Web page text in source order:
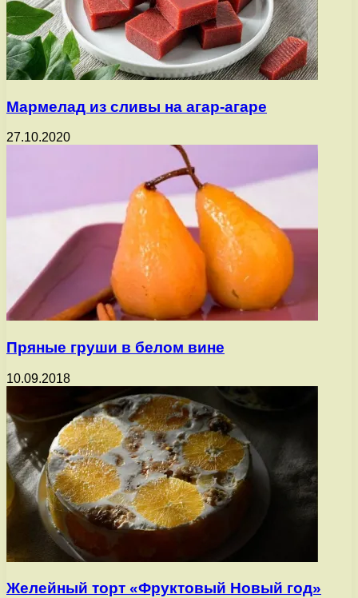
Мармелад из сливы на агар-агаре
27.10.2020
Пряные груши в белом вине
10.09.2018
Желейный торт «Фруктовый Новый год»